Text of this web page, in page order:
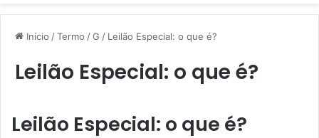
Início /Termo /G / Leilão Especial: o que é?
Leilão Especial: o que é?
Leilão Especial: o que é?